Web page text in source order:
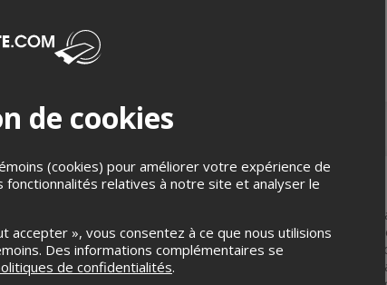
série de spectacles virtuels de Nicola Ciccone. Les
rire, pleurer, rêver et même de guérir. Au cours de ce
Rappelons que ce disque est à 100% en italien. Il
noi, Donna et Non si muore mai. La chanson
de cookies
(cookies) pour améliorer votre expérience de
fonctionnalités relatives à notre site et analyser le
accepter », vous consentez à ce que nous utilisions
Des informations complémentaires se
de confidentialités.